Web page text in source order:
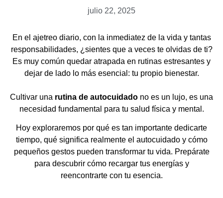
julio 22, 2025
En el ajetreo diario, con la inmediatez de la vida y tantas
responsabilidades, ¿sientes que a veces te olvidas de ti?
Es muy común quedar atrapada en rutinas estresantes y
dejar de lado lo más esencial: tu propio bienestar.
Cultivar una rutina de autocuidado no es un lujo, es una
necesidad fundamental para tu salud física y mental.
Hoy exploraremos por qué es tan importante dedicarte
tiempo, qué significa realmente el autocuidado y cómo
pequeños gestos pueden transformar tu vida. Prepárate
para descubrir cómo recargar tus energías y
reencontrarte con tu esencia.